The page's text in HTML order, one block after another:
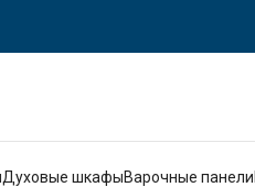
Духовые шкафыВарочные панели